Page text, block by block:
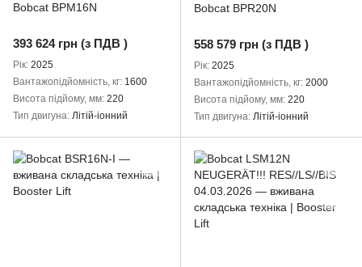
Bobcat BPM16N
393 624 грн (з ПДВ )
Рік 2025
Вантажопідйомність, кг 1600
Висота підйому, мм 220
Тип двигуна Літій-іонний
Bobcat BPR20N
558 579 грн (з ПДВ )
Рік 2025
Вантажопідйомність, кг 2000
Висота підйому, мм 220
Тип двигуна Літій-іонний